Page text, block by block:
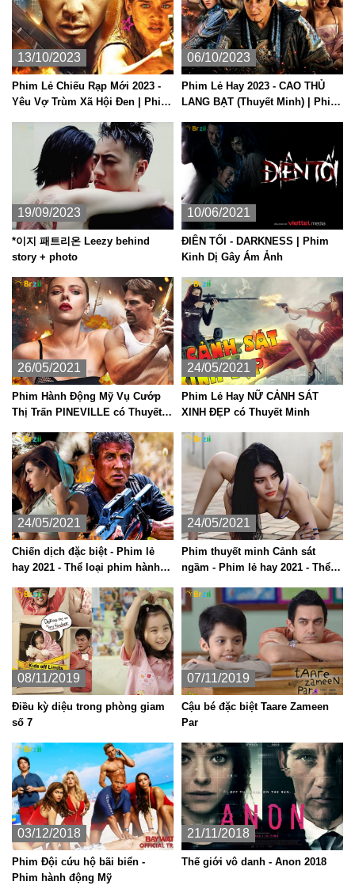
13/10/2023
Phim Lẻ Chiếu Rạp Mới 2023 -
Yêu Vợ Trùm Xã Hội Đen | Phim
Nhất
06/10/2023
Phim Lẻ Hay 2023 - CAO THỦ
LANG BẠT (Thuyết Minh) | Phim
Quốc
19/09/2023
*이지 패트리온 Leezy behind
story + photo
10/06/2021
ĐIÊN TỐI - DARKNESS | Phim
Kinh Dị Gây Ám Ảnh
26/05/2021
Phim Hành Động Mỹ Vụ Cướp
Thị Trấn PINEVILLE có Thuyết
24/05/2021
Phim Lẻ Hay NỮ CẢNH SÁT
XINH ĐẸP có Thuyết Minh
24/05/2021
Chiến dịch đặc biệt - Phim lẻ
hay 2021 - Thể loại phim hành
24/05/2021
Phim thuyết minh Cảnh sát
ngầm - Phim lẻ hay 2021 - Thể
08/11/2019
Điều kỳ diệu trong phòng giam
số 7
07/11/2019
Cậu bé đặc biệt Taare Zameen
Par
03/12/2018
Phim Đội cứu hộ bãi biển -
Phim hành động Mỹ
21/11/2018
Thế giới vô danh - Anon 2018